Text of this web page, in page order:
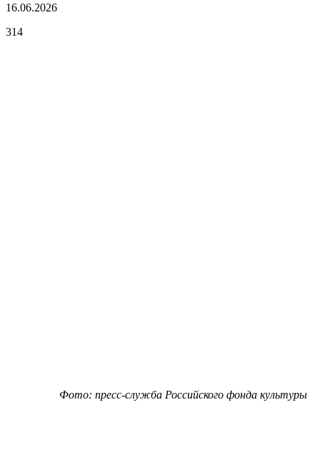
16.06.2026
314
Фото: пресс-служба Российского фонда культуры